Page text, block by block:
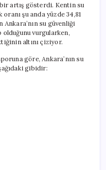
artış gösterdi. Kentin su
şu anda yüzde 34,81
Ankara’nın su güvenliği
vurgularken,
altını çiziyor.
göre, Ankara’nın su
gibidir: